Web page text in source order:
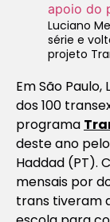
Luciano
série e
projeto
Em São
dos 100
programa
deste ano
Haddad (PT).
mensais por
trans tiveram